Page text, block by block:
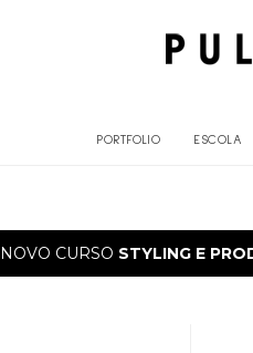
PORTFOLIO ESCOLA
NOVO CURSO STYLING E